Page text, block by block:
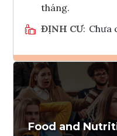
tháng.
ĐỊNH CƯ: Chưa
Food and